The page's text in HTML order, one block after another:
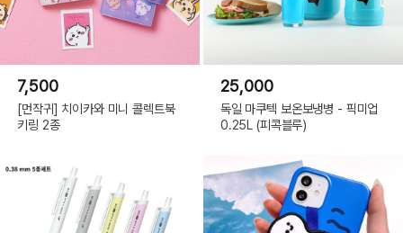
7,500
[먼작귀] 치이카와 미니 콜렉트북
키링 2종
25,000
독일 마쿠텍 보온보냉병 - 픽미업
0.25L (피콕블루)